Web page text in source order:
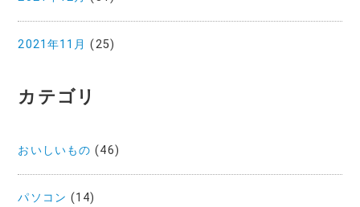
2021年11月 (25)
カテゴリ
おいしいもの (46)
パソコン (14)